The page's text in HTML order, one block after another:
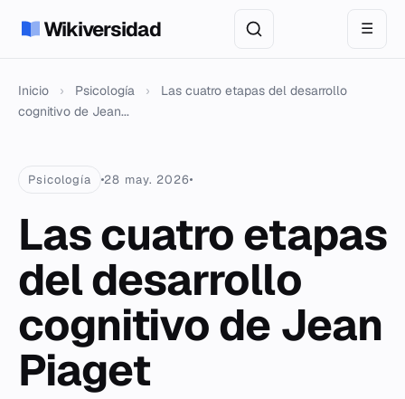
Wikiversidad ☰
Inicio › Psicología ›
Las cuatro etapas del desarrollo
cognitivo de Jean...
Psicología 28 may. 2026
Las cuatro etapas
del desarrollo
cognitivo de Jean
Piaget